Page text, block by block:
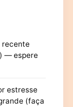
recente
— espere
estresse
(faça